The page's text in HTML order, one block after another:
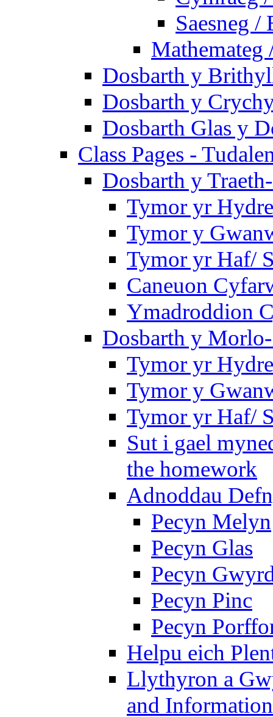
Saesneg /
Mathemateg
Dosbarth y
Dosbarth y
Dosbarth Glas y
Class Pages -
Dosbarth y
Tymor yr
Tymor y
Tymor yr Haf/
Caneuon
Ymadroddion
Dosbarth y
Tymor yr
Tymor y
Tymor yr Haf/
Sut i gael
the homework
Adnoddau
Pecyn Melyn
Pecyn Glas
Pecyn
Pecyn Pinc
Pecyn
Helpu eich
Llythyron a
and Information